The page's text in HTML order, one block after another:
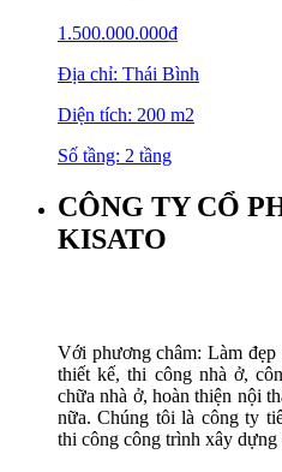
1.500.000.000₫
Địa chỉ: Thái Bình
Diện tích: 200 m2
Số tầng: 2 tầng
CÔNG TY CỔ
KISATO
Với phương châm: Làm
thiết kế, thi công nhà ở,
chữa nhà ở, hoàn thiện nội
nữa. Chúng tôi là công ty
thi công công trình xây